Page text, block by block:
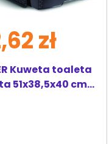
Kuweta toaleta
51x38,5x40 cm
zł